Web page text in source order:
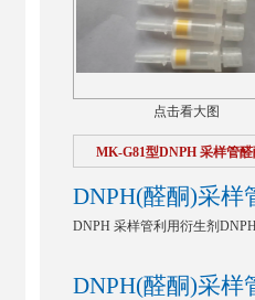
点击看大图
MK-G81型DNPH 采样管醛
DNPH(醛酮)采样
DNPH 采样管利用衍生剂
DNPH(醛酮)采样